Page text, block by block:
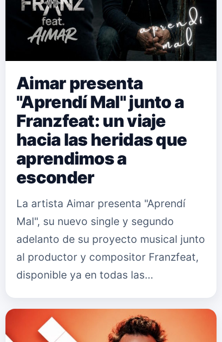
Aimar presenta
"Aprendí Mal" junto a
Franzfeat: un viaje
hacia las heridas que
aprendimos a
esconder
La artista Aimar presenta "Aprendí
Mal", su nuevo single y segundo
adelanto de su proyecto musical junto
al productor y compositor Franzfeat,
disponible ya en todas las
llega tras su primer sencillo "Furi…